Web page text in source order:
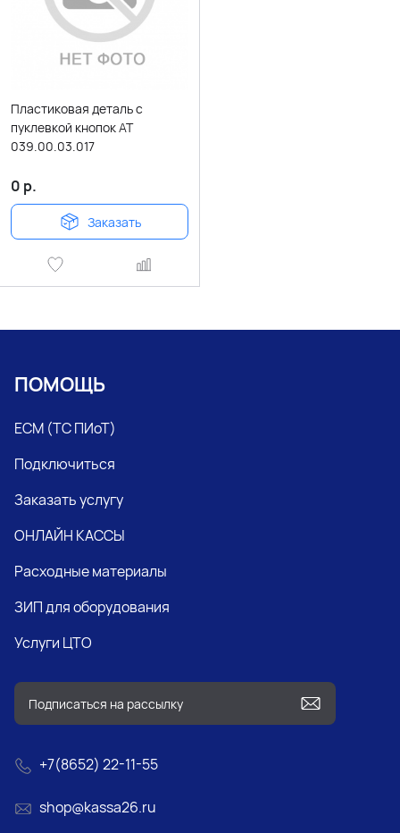
Пластиковая деталь с
пуклевкой кнопок АТ
039.00.03.017
0 р.
Заказать
ПОМОЩЬ
ЕСМ (ТС ПИоТ)
Подключиться
Заказать услугу
ОНЛАЙН КАССЫ
Расходные материалы
ЗИП для оборудования
Услуги ЦТО
+7(8652) 22-11-55
shop@kassa26.ru